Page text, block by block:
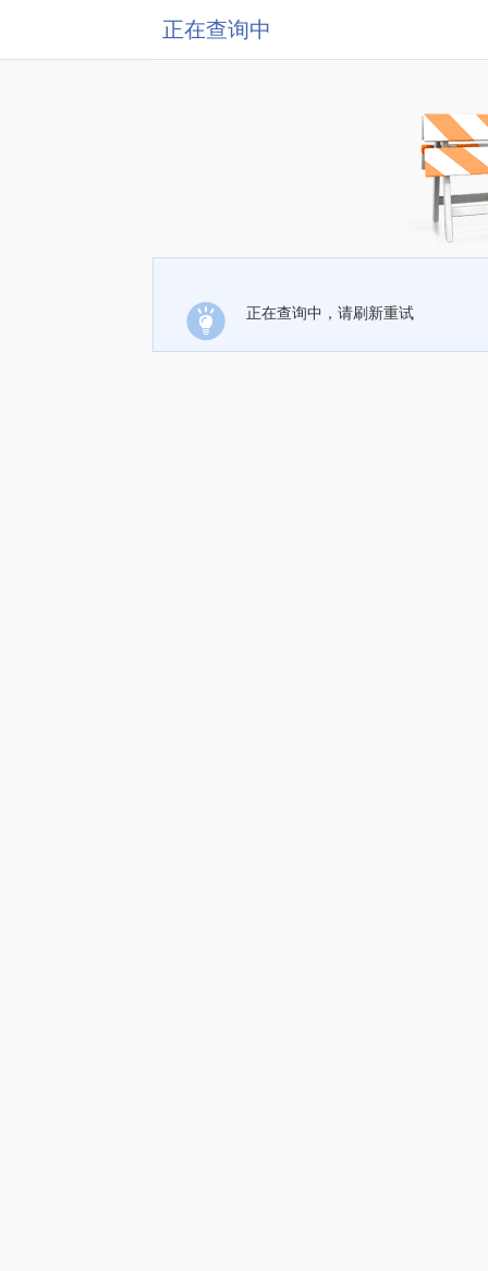
正在查询中
正在查询中，请刷新重试